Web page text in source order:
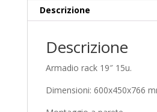
Descrizione
Descrizione
Armadio rack 19″ 15u.
Dimensioni: 600x450x766